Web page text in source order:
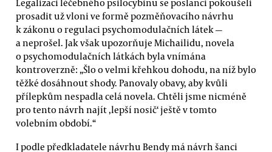
Legalizaci léčebného psilocybinu se poslanci pokoušeli
prosadit už vloni ve formě pozměňovacího návrhu
k zákonu o regulaci psychomodulačních látek —
a neprošel. Jak však upozorňuje Michailidu, novela
o psychomodulačních látkách byla vnímána
kontroverzně: „Šlo o velmi křehkou dohodu, na níž bylo
těžké dosáhnout shody. Panovaly obavy, aby kvůli
přílepkům nespadla celá novela. Chtěli jsme nicméně
pro tento návrh najít ‚lepší nosič‘ ještě v tomto
volebním období.“
I podle předkladatele návrhu Bendy má návrh šanci